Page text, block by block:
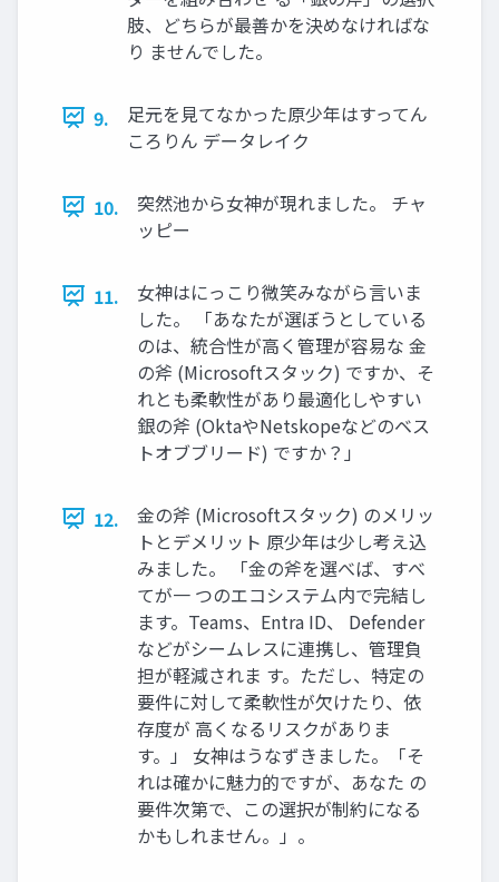
肢、どちらが最善かを決めなければな
り ませんでした。
9.
足元を見てなかった原少年はすってん
ころりん データレイク
10.
突然池から女神が現れました。 チャ
ッピー
11.
女神はにっこり微笑みながら言いま
した。 「あなたが選ぼうとしている
のは、統合性が高く管理が容易な 金
の斧 (Microsoftスタック) ですか、そ
れとも柔軟性があり最適化しやすい
銀の斧 (OktaやNetskopeなどのベス
トオブブリード) ですか？」
12.
金の斧 (Microsoftスタック) のメリッ
トとデメリット 原少年は少し考え込
みました。 「金の斧を選べば、すべ
てが一 つのエコシステム内で完結し
ます。Teams、Entra ID、 Defender
などがシームレスに連携し、管理負
担が軽減されま す。ただし、特定の
要件に対して柔軟性が欠けたり、依
存度が 高くなるリスクがありま
す。」 女神はうなずきました。「そ
れは確かに魅力的ですが、あなた の
要件次第で、この選択が制約になる
かもしれません。」。